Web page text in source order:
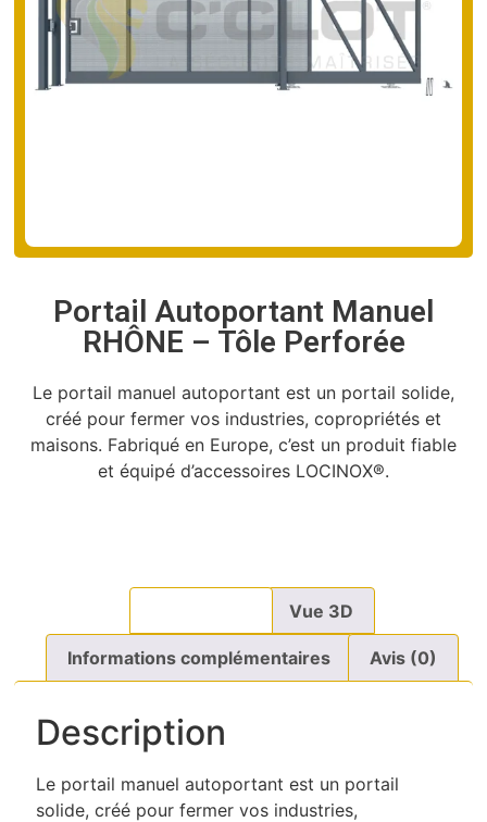
Portail Autoportant Manuel
RHÔNE – Tôle Perforée
Le portail manuel autoportant est un portail solide,
créé pour fermer vos industries, copropriétés et
maisons. Fabriqué en Europe, c’est un produit fiable
et équipé d’accessoires LOCINOX®.
Vue 3D
Informations complémentaires Avis (0)
Description
Le portail manuel autoportant est un portail
solide, créé pour fermer vos industries,